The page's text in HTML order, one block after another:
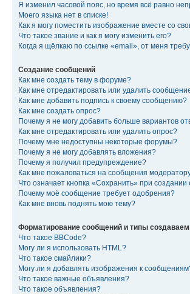
Я изменил часовой пояс, но время всё равно
Моего языка нет в списке!
Как я могу поместить изображение вместе со
Что такое звание и как я могу изменить его?
Когда я щёлкаю по ссылке «email», от меня
Создание сообщений
Как мне создать тему в форуме?
Как мне отредактировать или удалить
Как мне добавить подпись к своему сообщению?
Как мне создать опрос?
Почему я не могу добавить больше вариантов
Как мне отредактировать или удалить опрос?
Почему мне недоступны некоторые форумы?
Почему я не могу добавлять вложения?
Почему я получил предупреждение?
Как мне пожаловаться на сообщения
Что означает кнопка «Сохранить» при
Почему моё сообщение требует одобрения?
Как мне вновь поднять мою тему?
Форматирование сообщений и типы
Что такое BBCode?
Могу ли я использовать HTML?
Что такое смайлики?
Могу ли я добавлять изображения к
Что такое важные объявления?
Что такое объявления?